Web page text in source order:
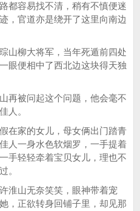
都容易找不清，稍有不慎便迷
，官道亦是绕开了这里向南边
柳大将军，当年死遁前四处
眼便相中了西北边这块得天独
被问起这个问题，他会毫不
人。
家的女儿，母女俩出门踏青
人一身水色软烟罗，一手提着
手轻轻牵着宝贝女儿，理也不
。
山无奈笑笑，眼神带着宠
，正欲转身回铺子里，却见那